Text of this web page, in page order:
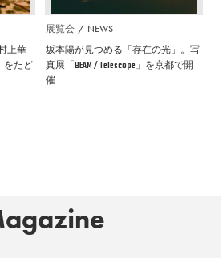
上華
をたど
展覧会 NEWS
坂本陽が見つめる「存在の光」。写
真展「BEAM / Telescope」を京都で開
催